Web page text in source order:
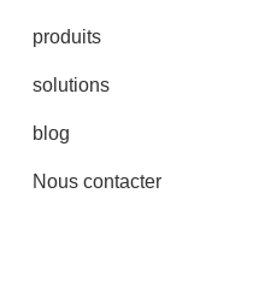
produits
solutions
blog
Nous contacter